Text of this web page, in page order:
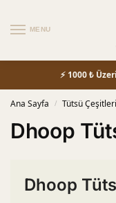
MENU
⚡ 1000 ₺
Ana Sayfa / Tütsü Çeşitleri
Dhoop
Dhoop